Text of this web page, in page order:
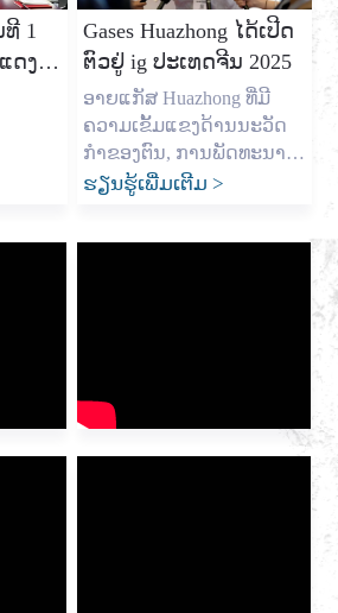
ວາມ
ານ
ກຊັ້ນ
ແລະ ປະສົບ​ການ ​ແລະ ປະສົບ​
ກັບ​ບັນຫາ ​ແລະ ສິ່ງ​ທ້າ​ທາຍ,
ວາງ​ຮາກ​ຖານ​ອັນ​ໜັກ​ແໜ້ນ ​
ແລະ ວາງ​ແຜນ​ກຳນົດ​
ເສັ້ນທາງ […]
1
ດງ
ຽງ
Gases Huazhong ໄດ້ເປີດ
ຕົວຢູ່ ig ປະເທດຈີນ 2025
ອາຍແກັສ Huazhong ທີ່ມີ
ຄວາມເຂັ້ມແຂງດ້ານນະວັດ
ກໍາຂອງຕົນ, ການພັດທະນາ
ການຮ່ວມມືສາກົນໃນອຸດ
ຖານະເປັນຜູ້ໃຫ້ບໍລິການອາຍ
ແກັສປະສົມປະສານພາຍໃນ
ຊັ້ນນໍາ, Huazhong Gas ໄດ້
ຮຽນຮູ້ເພີ່ມເຕີມ >